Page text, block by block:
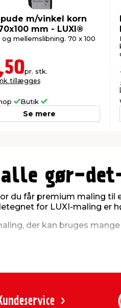
m/vinkel korn
mm - LUXI®
mellemslibning. 70 x 100
pr. stk.
tillægges
Butik
Se mere
gør-
du får premium maling
for LUXI-maling er
der kan bruges
almindelige farver og
lavpris.
dit næste